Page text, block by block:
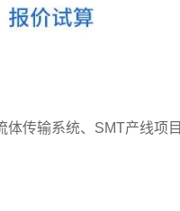
传输系统、SMT产线项目